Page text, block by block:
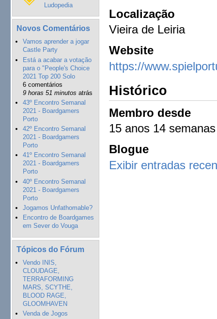
Ludopedia
Novos Comentários
Vamos aprender a jogar
Castle Party
Está a acabar a votação
para o "People's Choice
2021 Top 200 Solo
6 comentários
9 horas 51 minutos atrás
43º Encontro Semanal
2021 - Boardgamers
Porto
42º Encontro Semanal
2021 - Boardgamers
Porto
41º Encontro Semanal
2021 - Boardgamers
Porto
40º Encontro Semanal
2021 - Boardgamers
Porto
Jogamos Unfathomable?
Encontro de Boardgames
em Sever do Vouga
Tópicos do Fórum
Vendo INIS,
CLOUDAGE,
TERRAFORMING
MARS, SCYTHE,
BLOOD RAGE,
GLOOMHAVEN
Venda de Jogos
Localização
Vieira de Leiria
Website
https://
Histórico
Membro desde
15 anos 14 semanas
Blogue
Exibir entradas